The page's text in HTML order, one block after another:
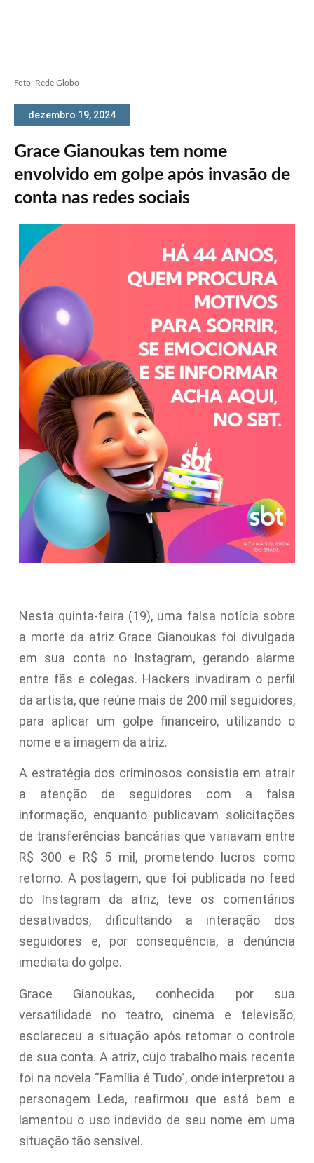
Foto: Rede Globo
dezembro 19, 2024
Grace Gianoukas tem nome
envolvido em golpe após invasão de
conta nas redes sociais
Nesta quinta-feira (19), uma falsa notícia sobre
a morte da atriz Grace Gianoukas foi divulgada
em sua conta no Instagram, gerando alarme
entre fãs e colegas. Hackers invadiram o perfil
da artista, que reúne mais de 200 mil seguidores,
para aplicar um golpe financeiro, utilizando o
nome e a imagem da atriz.
A estratégia dos criminosos consistia em atrair
a atenção de seguidores com a falsa
informação, enquanto publicavam solicitações
de transferências bancárias que variavam entre
R$ 300 e R$ 5 mil, prometendo lucros como
retorno. A postagem, que foi publicada no feed
do Instagram da atriz, teve os comentários
desativados, dificultando a interação dos
seguidores e, por consequência, a denúncia
imediata do golpe.
Grace Gianoukas, conhecida por sua
versatilidade no teatro, cinema e televisão,
esclareceu a situação após retomar o controle
de sua conta. A atriz, cujo trabalho mais recente
foi na novela “Família é Tudo”, onde interpretou a
personagem Leda, reafirmou que está bem e
lamentou o uso indevido de seu nome em uma
situação tão sensível.